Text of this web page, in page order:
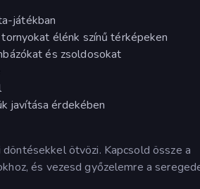
játékban
élénk színű térképeken
és zsoldosokat
javítása érdekében
ötvözi. Kapcsold össze a
és vezesd győzelemre a